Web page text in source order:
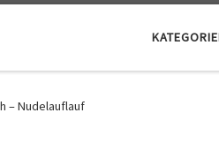
– Nudelauflauf